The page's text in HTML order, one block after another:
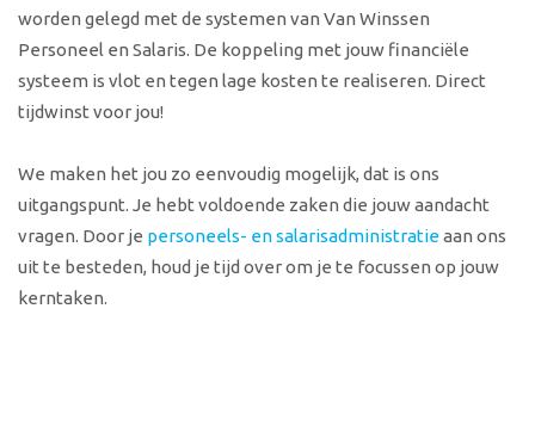
worden gelegd met de systemen van Van Winssen
Personeel en Salaris. De koppeling met jouw financiële
systeem is vlot en tegen lage kosten te realiseren. Direct
tijdwinst voor jou!
We maken het jou zo eenvoudig mogelijk, dat is ons
uitgangspunt. Je hebt voldoende zaken die jouw aandacht
vragen. Door je personeels- en salarisadministratieaan ons
uit te besteden, houd je tijd over om je te focussen op jouw
kerntaken.